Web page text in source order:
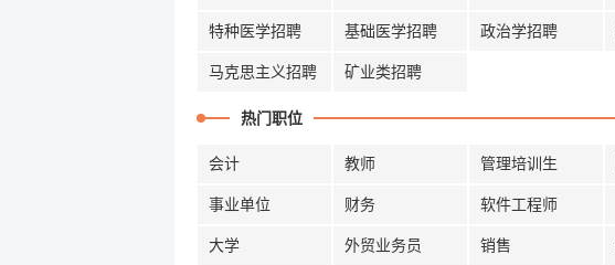
特种医学招聘 基础医学招聘 政治学招聘
马克思主义招聘 矿业类招聘
热门职位
会计 教师 管理培训生
事业单位 财务 软件工程师
大学 外贸业务员 销售